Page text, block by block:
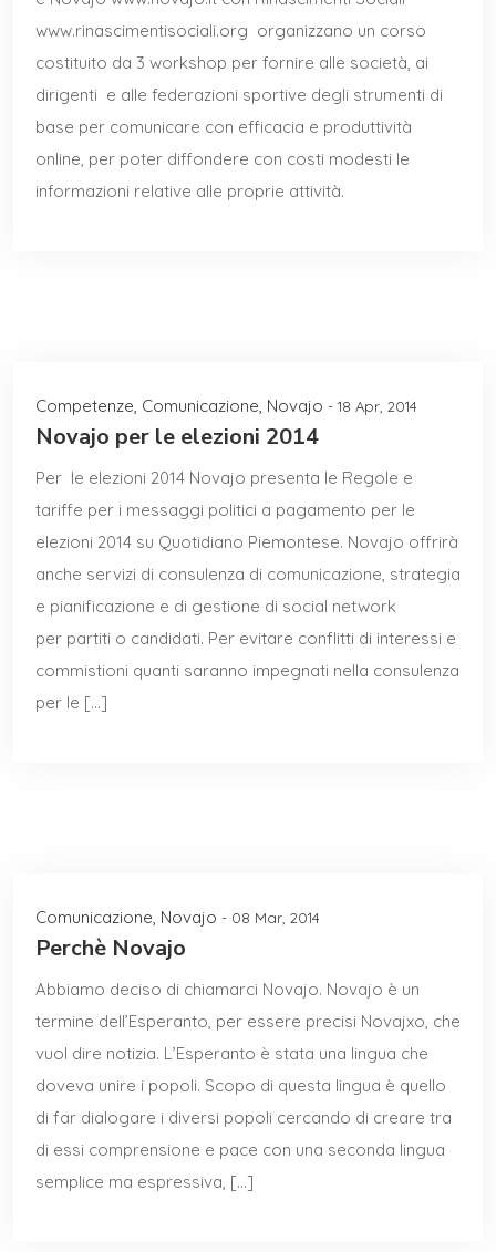
www.rinascimentisociali.org organizzano un corso
costituito da 3 workshop per fornire alle società, ai
dirigenti e alle federazioni sportive degli strumenti di
base per comunicare con efficacia e produttività
online, per poter diffondere con costi modesti le
informazioni relative alle proprie attività.
Competenze, Comunicazione, Novajo - 18 Apr, 2014
Novajo per le elezioni 2014
Per le elezioni 2014 Novajo presenta le Regole e
tariffe per i messaggi politici a pagamento per le
elezioni 2014 su Quotidiano Piemontese. Novajo offrirà
anche servizi di consulenza di comunicazione, strategia
e pianificazione e di gestione di social network
per partiti o candidati. Per evitare conflitti di interessi e
commistioni quanti saranno impegnati nella consulenza
per le […]
Comunicazione, Novajo - 08 Mar, 2014
Perchè Novajo
Abbiamo deciso di chiamarci Novajo. Novajo è un
termine dell’Esperanto, per essere precisi Novajxo, che
vuol dire notizia. L’Esperanto è stata una lingua che
doveva unire i popoli. Scopo di questa lingua è quello
di far dialogare i diversi popoli cercando di creare tra
di essi comprensione e pace con una seconda lingua
semplice ma espressiva, […]